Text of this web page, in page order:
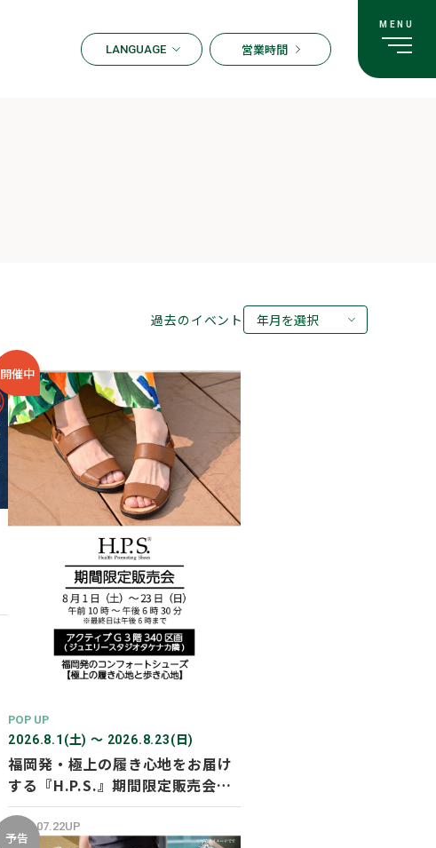
LANGUAGE 営業時間
過去のイベント
年月を選択
開催中
POP UP
2026.8.1(土) 〜 2026.8.23(日)
福岡発・極上の履き心地をお届け
する『H.P.S.』期間限定販売会を
開催✨
2026.07.22UP
予告